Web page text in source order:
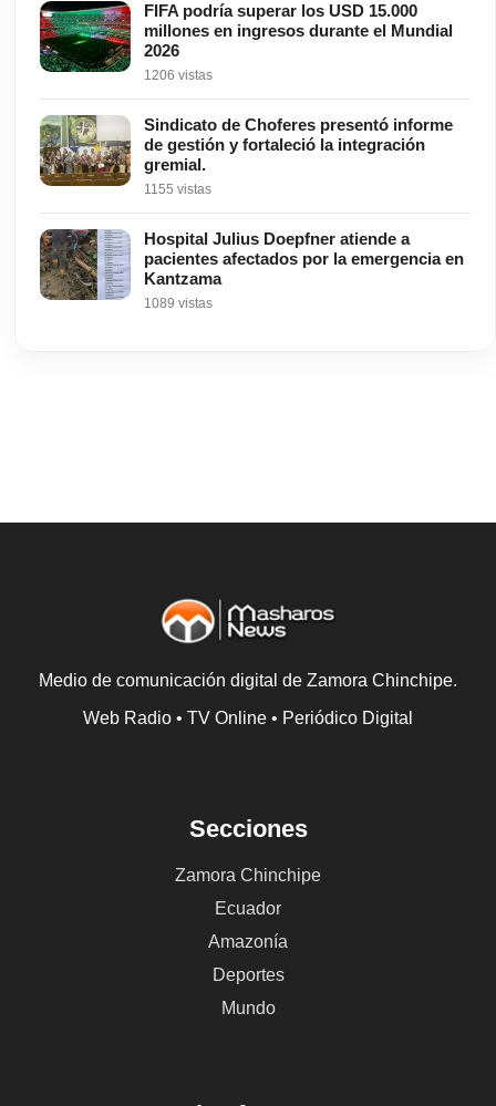
FIFA podría superar los USD 15.000
millones en ingresos durante el Mundial
2026
1206 vistas
Sindicato de Choferes presentó informe
de gestión y fortaleció la integración
gremial.
1155 vistas
Hospital Julius Doepfner atiende a
pacientes afectados por la emergencia en
Kantzama
1089 vistas
Medio de comunicación digital de Zamora Chinchipe.
Web Radio • TV Online • Periódico Digital
Secciones
Zamora Chinchipe
Ecuador
Amazonía
Deportes
Mundo